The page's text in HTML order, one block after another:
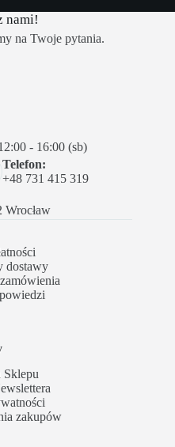
nami!
na Twoje pytania.
- 16:00 (sb)
Telefon:
+48 731 415 319
Wrocław
dostawy
Sklepu
zakupów